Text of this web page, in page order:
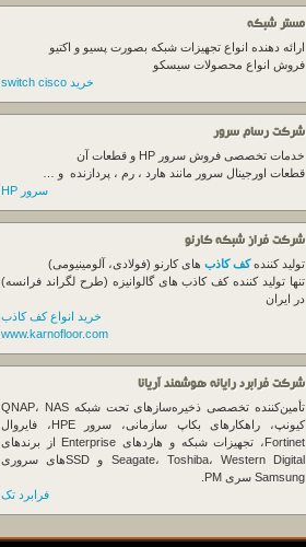
مستر شبکه
ارائه دهنده انواع تجهیزات شبکه بصورت پسیو و اکتیو
فروش انواع محصولات سیسکو
خرید switch cisco
شرکت رسام سرور
خدمات تخصصی فروش سرور
قطعات اورجینال سرور مانند هارد ، رم ، پردازنده و …
سرور HP
شرکت فراز شبکه کارنو
تولید کنندهکف کاذب های کارنو (فولادی، آلومینیومی)
تنها تولید کننده کف کاذب های گالوانیزه (طرح لگراند فرانسه)
در ایران
خرید انواع کف کاذب
www.karnofloor.com
شرکت فرابرد رایانه هوشمند آریانا
تأمین‌کننده تخصصی ذخیره‌سازهای تحت شبکه QNAP، NAS
کیونپ، راهکارهای بکاپ سازمانی، سرور HPE، فایروال
Fortinet، تجهیزات شبکه و هاردهای Enterprise از برندهای
Seagate، Toshiba، Western Digital و SSDهای سروری
Samsung سری PM.
فرابرد تک